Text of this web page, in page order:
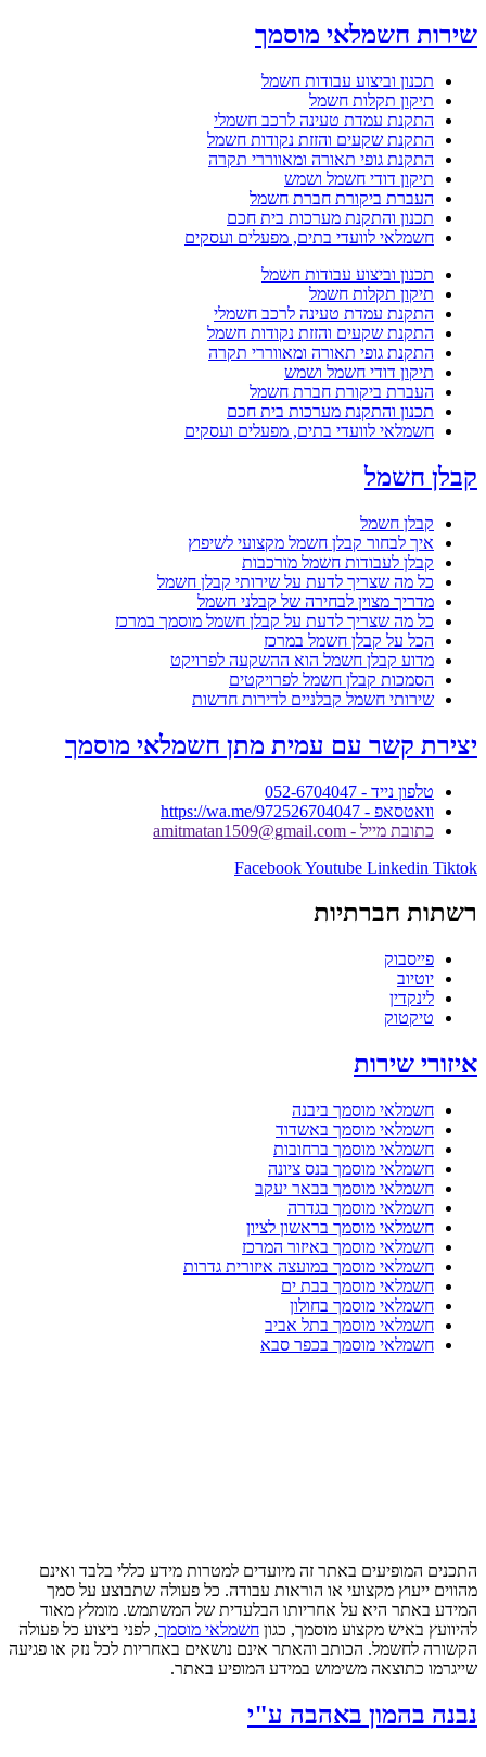
שירות חשמלאי מוסמך
תכנון וביצוע עבודות חשמל
תיקון תקלות חשמל
התקנת עמדת טעינה לרכב חשמלי
התקנת שקעים והזזת נקודות חשמל
התקנת גופי תאורה ומאווררי תקרה
תיקון דודי חשמל ושמש
העברת ביקורת חברת חשמל
תכנון והתקנת מערכות בית חכם
חשמלאי לוועדי בתים, מפעלים ועסקים
תכנון וביצוע עבודות חשמל
תיקון תקלות חשמל
התקנת עמדת טעינה לרכב חשמלי
התקנת שקעים והזזת נקודות חשמל
התקנת גופי תאורה ומאווררי תקרה
תיקון דודי חשמל ושמש
העברת ביקורת חברת חשמל
תכנון והתקנת מערכות בית חכם
חשמלאי לוועדי בתים, מפעלים ועסקים
קבלן חשמל
קבלן חשמל
איך לבחור קבלן חשמל מקצועי לשיפוץ
קבלן לעבודות חשמל מורכבות
כל מה שצריך לדעת על שירותי קבלן חשמל
מדריך מצוין לבחירה של קבלני חשמל
כל מה שצריך לדעת על קבלן חשמל מוסמך במרכז
הכל על קבלן חשמל במרכז
מדוע קבלן חשמל הוא ההשקעה לפרויקט
הסמכות קבלן חשמל לפרויקטים
שירותי חשמל קבלניים לדירות חדשות
יצירת קשר עם עמית מתן חשמלאי מוסמך
טלפון נייד - 052-6704047
וואטסאפ - https://wa.me/972526704047
כתובת מייל - amitmatan1509@gmail.com
FacebookYoutube Linkedin Tiktok
רשתות חברתיות
פייסבוק
יוטיוב
לינקדין
טיקטוק
איזורי שירות
חשמלאי מוסמך ביבנה
חשמלאי מוסמך באשדוד
חשמלאי מוסמך ברחובות
חשמלאי מוסמך בנס ציונה
חשמלאי מוסמך בבאר יעקב
חשמלאי מוסמך בגדרה
חשמלאי מוסמך בראשון לציון
חשמלאי מוסמך באיזור המרכז
חשמלאי מוסמך במועצה איזורית גדרות
חשמלאי מוסמך בבת ים
חשמלאי מוסמך בחולון
חשמלאי מוסמך בתל אביב
חשמלאי מוסמך בכפר סבא
התכנים המופיעים באתר זה מיועדים למטרות מידע כללי בלבד ואינם
מהווים ייעוץ מקצועי או הוראות עבודה. כל פעולה שתבוצע על סמך
המידע באתר היא על אחריותו הבלעדית של המשתמש. מומלץ מאוד
להיוועץ באיש מקצוע מוסמך, כגון חשמלאי מוסמך, לפני ביצוע כל פעולה
הקשורה לחשמל. הכותב והאתר אינם נושאים באחריות לכל נזק או פגיעה
שייגרמו כתוצאה משימוש במידע המופיע באתר.
נבנה בהמון באהבה ע"י